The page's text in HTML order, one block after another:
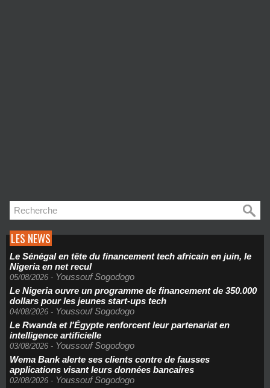
LES NEWS
Le Sénégal en tête du financement tech africain en juin, le
Nigeria en net recul
05/08/2026 - Youssouf Sogodogo
Le Nigeria ouvre un programme de financement de 350.000
dollars pour les jeunes start-ups tech
04/08/2026 - Youssouf Sogodogo
Le Rwanda et l'Égypte renforcent leur partenariat en
intelligence artificielle
03/08/2026 - Youssouf Sogodogo
Wema Bank alerte ses clients contre de fausses
applications visant leurs données bancaires
02/08/2026 - Youssouf Sogodogo